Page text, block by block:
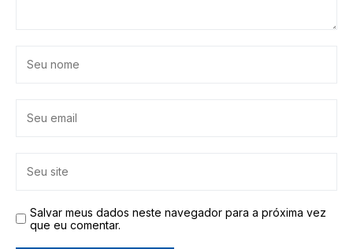
Salvar meus dados neste navegador para a próxima vez
que eu comentar.